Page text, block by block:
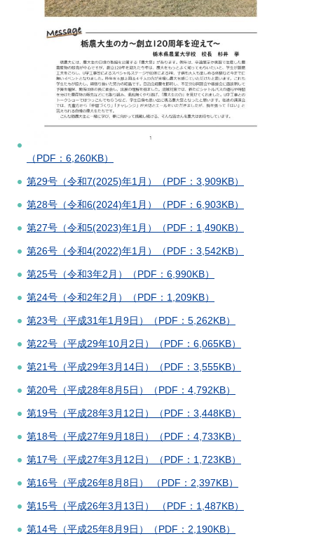
（PDF：6,260KB）
第29号（令和7(2025)年1月）（PDF：3,909KB）
第28号（令和6(2024)年1月）（PDF：6,903KB）
第27号（令和5(2023)年1月）（PDF：1,490KB）
第26号（令和4(2022)年1月）（PDF：3,542KB）
第25号（令和3年2月）（PDF：6,990KB）
第24号（令和2年2月）（PDF：1,209KB）
第23号（平成31年1月9日）（PDF：5,262KB）
第22号（平成29年10月2日）（PDF：6,065KB）
第21号（平成29年3月14日）（PDF：3,555KB）
第20号（平成28年8月5日）（PDF：4,792KB）
第19号（平成28年3月12日）（PDF：3,448KB）
第18号（平成27年9月18日）（PDF：4,733KB）
第17号（平成27年3月12日）（PDF：1,723KB）
第16号（平成26年8月8日） （PDF：2,397KB）
第15号（平成26年3月13日） （PDF：1,487KB）
第14号（平成25年8月9日）（PDF：2,190KB）